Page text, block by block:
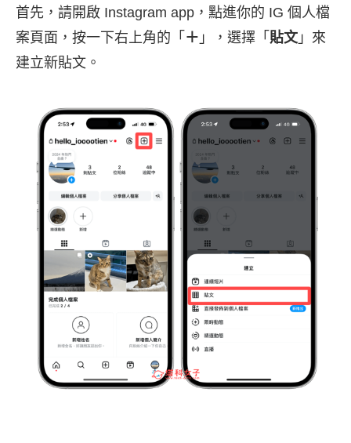
首先，請開啟 Instagram app，點進你的 IG 個人檔
案頁面，按一下右上角的「 ＋ 」，選擇「 貼文」來
建立新貼文。